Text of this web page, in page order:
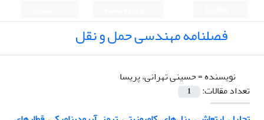
فصلنامه مهندسی حمل و نقل
نویسنده =حسینی تهرانی، پریسا
تعداد مقالات:
1